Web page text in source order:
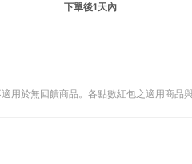
下單後1天內
用於無回饋商品。各點數紅包之適用商品